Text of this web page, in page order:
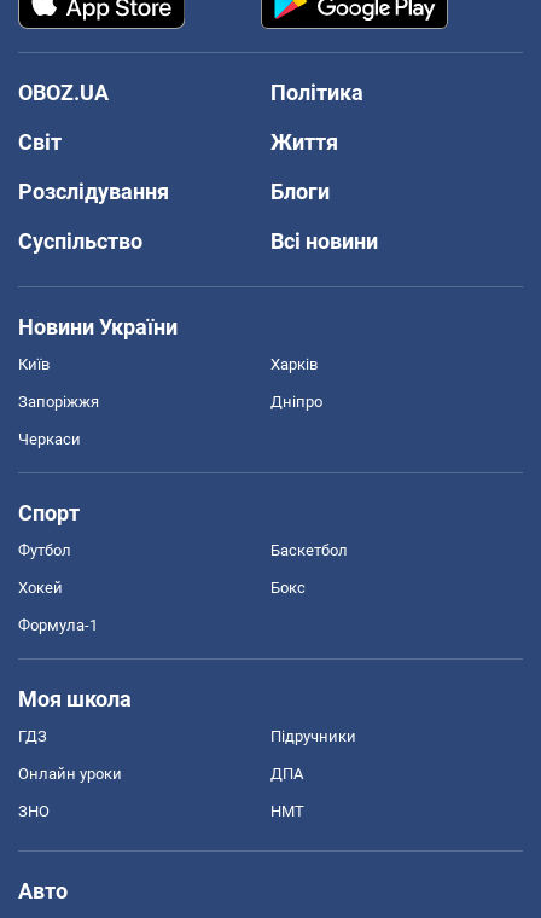
OBOZ.UA
Політика
Світ
Життя
Розслідування
Блоги
Суспільство
Всі новини
Новини України
Київ Харків
Запоріжжя Дніпро
Черкаси
Спорт
Футбол Баскетбол
Хокей Бокс
Формула-1
Моя школа
ГДЗ Підручники
Онлайн уроки ДПА
ЗНО НМТ
Авто